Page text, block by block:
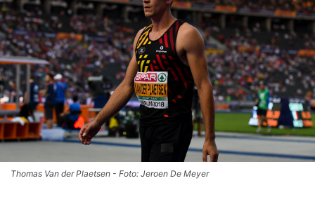
Thomas Van der Plaetsen - Foto: Jeroen De Meyer